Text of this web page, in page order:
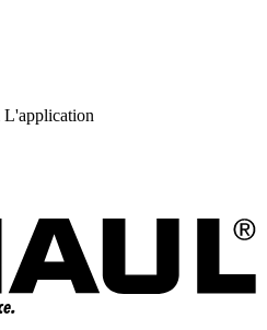
L'application